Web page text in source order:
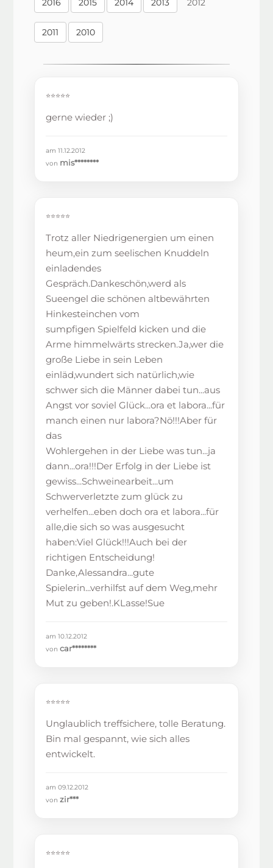
2016 2015 2014 2013 2012
2011 2010
⭐⭐⭐⭐⭐
gerne wieder ;)
am 11.12.2012
von mis********
⭐⭐⭐⭐⭐
Trotz aller Niedrigenergien um einen
heum,ein zum seelischen Knuddeln
einladendes
Gespräch.Dankeschön,werd als
Sueengel die schönen altbewährten
Hinkesteinchen vom
sumpfigen Spielfeld kicken und die
Arme himmelwärts strecken.Ja,wer die
große Liebe in sein Leben
einläd,wundert sich natürlich,wie
schwer sich die Männer dabei tun...aus
Angst vor soviel Glück...ora et labora...für
manch einen nur labora?Nö!!!Aber für
das
Wohlergehen in der Liebe was tun...ja
dann...ora!!!Der Erfolg in der Liebe ist
gewiss...Schweinearbeit...um
Schwerverletzte zum glück zu
verhelfen...eben doch ora et labora...für
alle,die sich so was ausgesucht
haben:Viel Glück!!!Auch bei der
richtigen Entscheidung!
Danke,Alessandra...gute
Spielerin...verhilfst auf dem Weg,mehr
Mut zu geben!.KLasse!Sue
am 10.12.2012
voncar********
⭐⭐⭐⭐⭐
Unglaublich treffsichere, tolle Beratung.
Bin mal gespannt, wie sich alles
entwickelt.
am 09.12.2012
vonzir***
⭐⭐⭐⭐⭐